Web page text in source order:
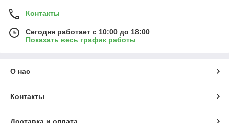
Контакты
Сегодня работает с 10:00 до 18:00
Показать весь график работы
О нас
Контакты